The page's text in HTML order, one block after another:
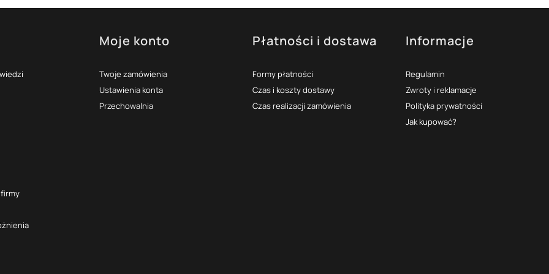
Moje konto
Twoje zamówienia
Ustawienia konta
Przechowalnia
Płatności i dostawa
Formy płatności
Czas i koszty dostawy
Czas realizacji zamówienia
Informacje
Regulamin
Zwroty i reklamacje
Polityka prywatności
Jak kupować?